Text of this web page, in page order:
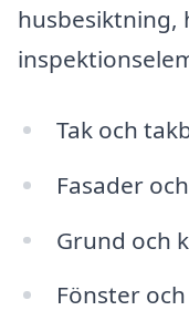
husbesiktning,
Tak och
Fasader
Grund och
Fönster